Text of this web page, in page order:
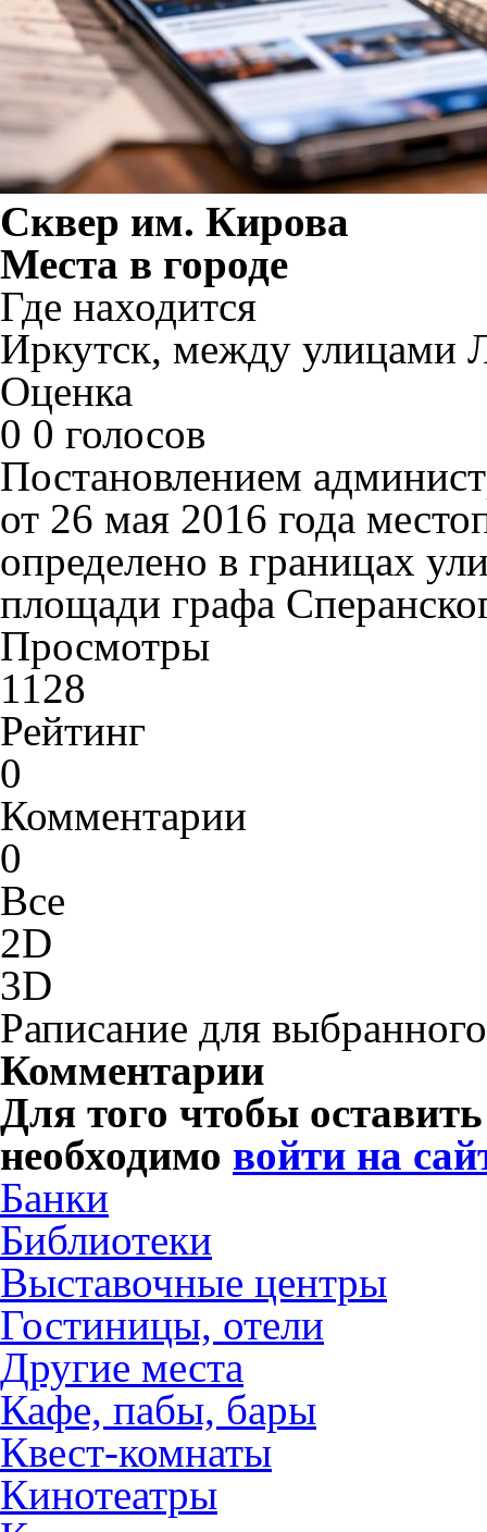
Сквер им. Кирова
Места в городе
Где находится
Иркутск, между улицами
Оценка
0 0 голосов
Постановлением
от 26 мая 2016 года
определено в границах
площади графа
Просмотры
1128
Рейтинг
0
Комментарии
0
Все
2D
3D
Раписание для
Комментарии
Для того чтобы
необходимо войти на
Банки
Библиотеки
Выставочные центры
Гостиницы, отели
Другие места
Кафе, пабы, бары
Квест-комнаты
Кинотеатры